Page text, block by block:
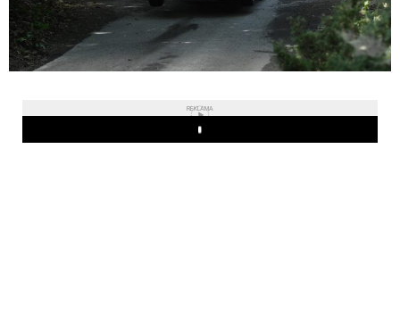
REKLAMA
Play